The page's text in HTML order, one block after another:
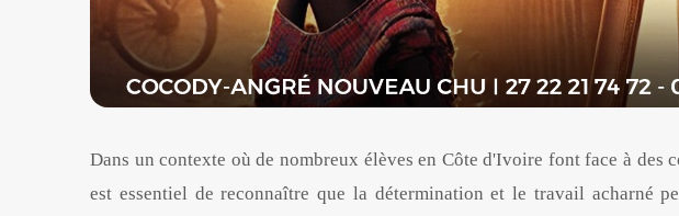
Dans un contexte où de nombreux élèves en Côte d'Ivoire font face à
est essentiel de reconnaître que la détermination et le travail acharné